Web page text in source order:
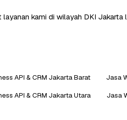
layanan kami di wilayah DKI Jakarta
API & CRM Jakarta Barat Jasa
API & CRM Jakarta Utara
Jasa